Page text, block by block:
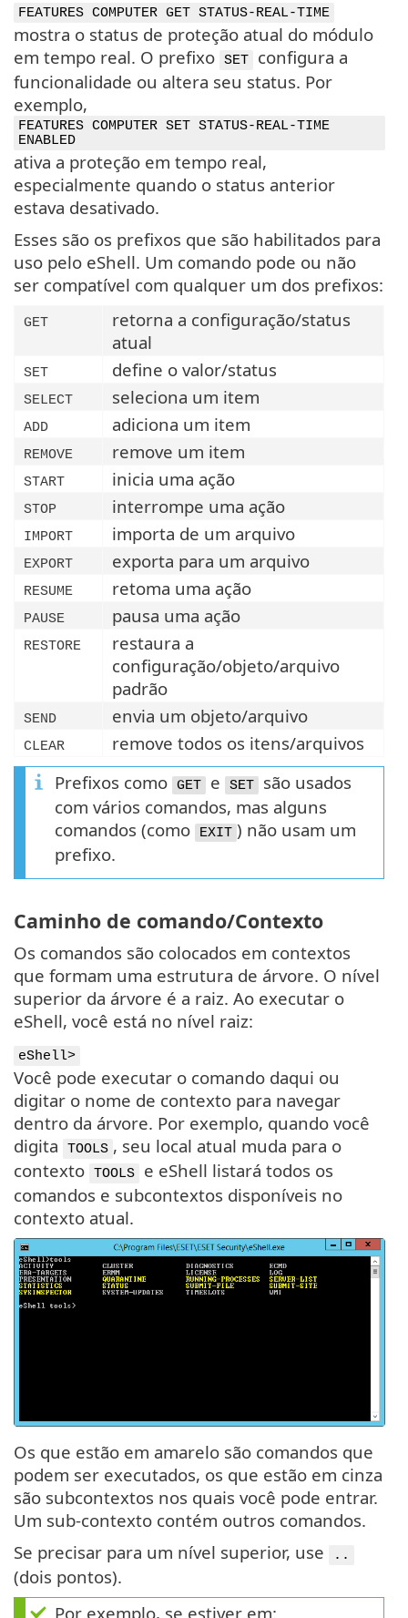
FEATURES COMPUTER GET STATUS-REAL-TIME
mostra o status de proteção atual do módulo
em tempo real. O prefixo
SET
configura a
funcionalidade ou altera seu status. Por
exemplo,
FEATURES COMPUTER SET STATUS-REAL-TIME
ENABLED
ativa a proteção em tempo real,
especialmente quando o status anterior
estava desativado.
Esses são os prefixos que são habilitados para
uso pelo eShell. Um comando pode ou não
ser compatível com qualquer um dos prefixos:
GET
retorna a configuração/status
atual
SET define o valor/status
SELECT seleciona um item
ADD adiciona um item
REMOVE remove um item
START inicia uma ação
STOP interrompe uma ação
IMPORT importa de um arquivo
EXPORT exporta para um arquivo
RESUME retoma uma ação
PAUSE pausa uma ação
RESTORE
restaura a
configuração/objeto/arquivo
padrão
SEND envia um objeto/arquivo
CLEAR
remove todos os itens/arquivos
Prefixos como
GET e SET
são usados
com vários comandos, mas alguns
comandos (como
EXIT ) não usam um
prefixo.
Caminho de comando/Contexto
Os comandos são colocados em contextos
que formam uma estrutura de árvore. O nível
superior da árvore é a raiz. Ao executar o
eShell, você está no nível raiz:
eShell>
Você pode executar o comando daqui ou
digitar o nome de contexto para navegar
dentro da árvore. Por exemplo, quando você
digita
TOOLS , seu local atual muda para o
contexto
TOOLS
e eShell listará todos os
comandos e subcontextos disponíveis no
contexto atual.
Os que estão em amarelo são comandos que
podem ser executados, os que estão em cinza
são subcontextos nos quais você pode entrar.
Um sub-contexto contém outros comandos.
Se precisar para um nível superior, use
..
(dois pontos).
Por exemplo, se estiver em: